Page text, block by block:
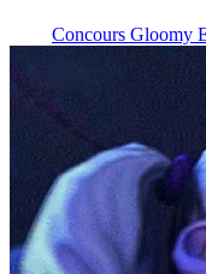
Concours Gloomy